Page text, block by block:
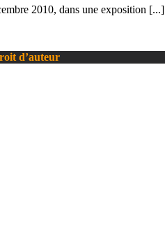
2010, dans une exposition [...]
d’auteur